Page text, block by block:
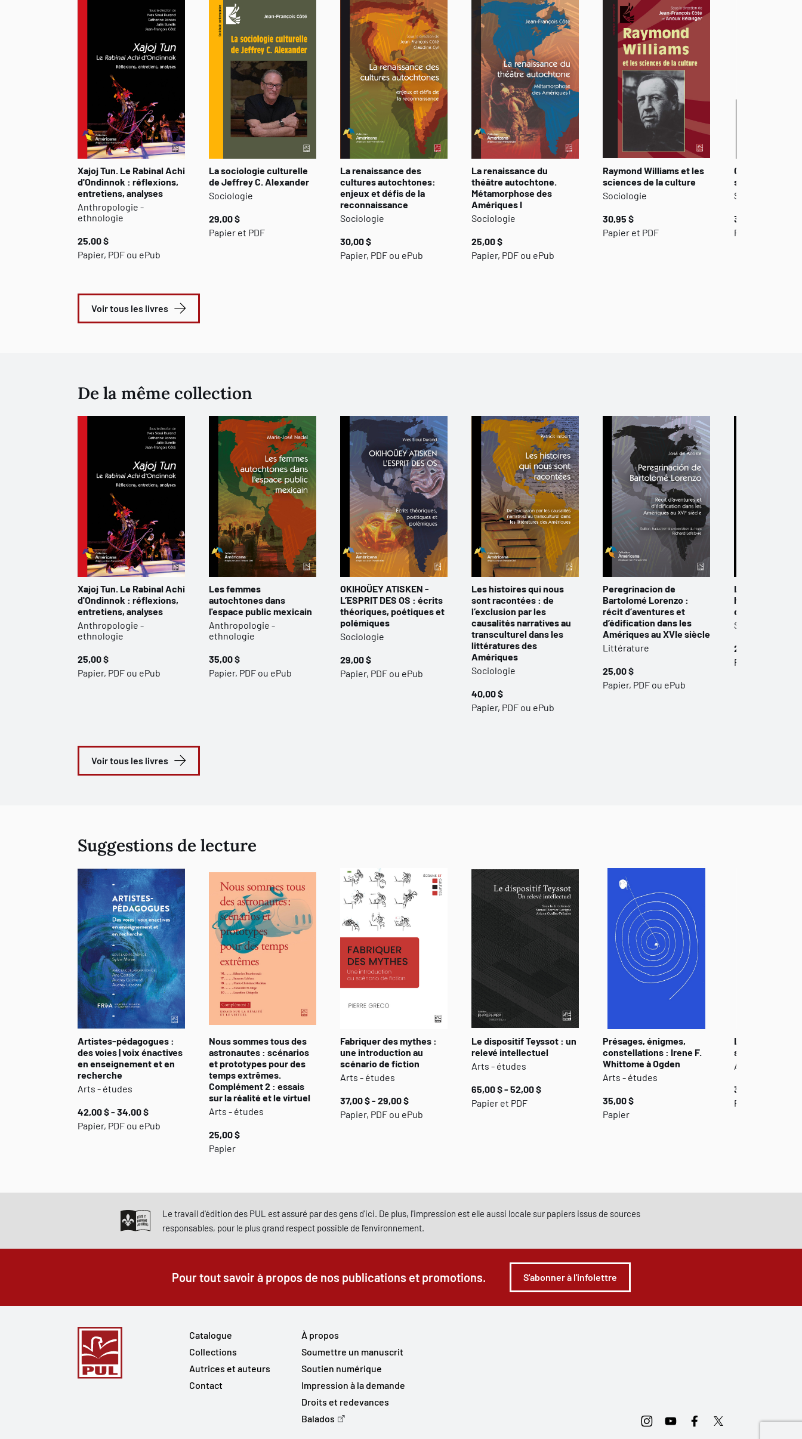
contexte. Elles convient le lecteur à explorer les frontières de l'Amérique à partir de parcours
multiples, porteurs de cultures en mouvement.
Xajoj Tun. Le Rabinal Achi
d'Ondinnok : réflexions,
entretiens, analyses
Anthropologie -
ethnologie
25,00 $
Papier, PDF ou ePub
La sociologie culturelle
de Jeffrey C. Alexander
Sociologie
29,00 $
Papier et PDF
La renaissance des
cultures autochtones:
enjeux et défis de la
reconnaissance
Sociologie
30,00 $
Papier, PDF ou ePub
La renaissance du
théâtre autochtone.
Métamorphose des
Amériques I
Sociologie
25,00 $
Papier, PDF ou ePub
Raymond Williams et les
sciences de la culture
Sociologie
30,95 $
Papier et PDF
Georg Simmel
sciences de la
Sociologie
34,95 $
Papier et PDF
Voir tous les livres
De la même collection
Xajoj Tun. Le Rabinal Achi
d'Ondinnok : réflexions,
entretiens, analyses
Anthropologie -
ethnologie
25,00 $
Papier, PDF ou ePub
Les femmes
autochtones dans
l'espace public mexicain
Anthropologie -
ethnologie
35,00 $
Papier, PDF ou ePub
OKIHOÜEY ATISKEN -
L’ESPRIT DES OS : écrits
théoriques, poétiques et
polémiques
Sociologie
29,00 $
Papier, PDF ou ePub
Les histoires qui nous
sont racontées : de
l’exclusion par les
causalités narratives au
transculturel dans les
littératures des
Amériques
Sociologie
40,00 $
Papier, PDF ou ePub
Peregrinacion de
Bartolomé Lorenzo :
récit d’aventures et
d’édification dans les
Amériques au XVIe siècle
Littérature
25,00 $
Papier, PDF ou ePub
L’Amérique du
histoire des
des solidarités
Sociologie
25,00 $
Papier, PDF ou
Voir tous les livres
Suggestions de lecture
Artistes-pédagogues :
des voies | voix énactives
en enseignement et en
recherche
Arts - études
42,00 $ - 34,00 $
Papier, PDF ou ePub
Nous sommes tous des
astronautes : scénarios
et prototypes pour des
temps extrêmes.
Complément 2 : essais
sur la réalité et le virtuel
Arts - études
25,00 $
Papier
Fabriquer des mythes :
une introduction au
scénario de fiction
Arts - études
37,00 $ - 29,00 $
Papier, PDF ou ePub
Le dispositif Teyssot : un
relevé intellectuel
Arts - études
65,00 $ - 52,00 $
Papier et PDF
Présages, énigmes,
constellations : Irene F.
Whittome à Ogden
Arts - études
35,00 $
Papier
L’Encyclopédie
singulier
Arts - études
34,95 $
Papier
Le travail d'édition des PUL est assuré par des gens d'ici. De plus, l'impression est elle aussi locale sur papiers issus de sources
responsables, pour le plus grand respect possible de l'environnement.
Pour tout savoir à propos de nos publications et promotions. S'abonner à l'infolettre
Catalogue
Collections
Autrices et auteurs
Contact
À propos
Soumettre un manuscrit
Soutien numérique
Impression à la demande
Droits et redevances
Balados
InstagramYoutubeFacebookTwitter